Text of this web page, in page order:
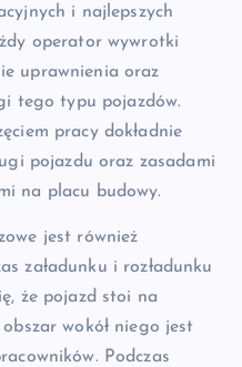
i najlepszych
operator wywrotki
uprawnienia oraz
tego typu pojazdów.
pracy dokładnie
pojazdu oraz zasadami
na placu budowy.
jest również
załadunku i rozładunku
że pojazd stoi na
wokół niego jest
Podczas